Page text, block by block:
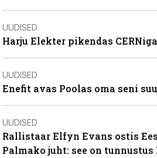
UUDISED
Harju Elekter pikendas
UUDISED
Enefit avas Poolas oma seni
UUDISED
Rallistaar Elfyn Evans ostis
Palmako juht: see on